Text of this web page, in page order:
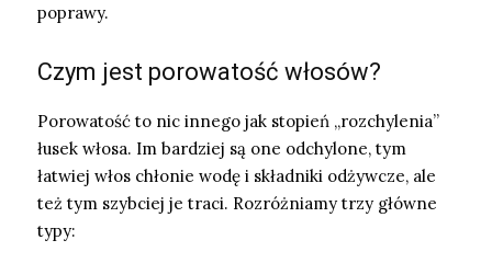
poprawy.
Czym jest porowatość włosów?
Porowatość to nic innego jak stopień „rozchylenia”
łusek włosa. Im bardziej są one odchylone, tym
łatwiej włos chłonie wodę i składniki odżywcze, ale
też tym szybciej je traci. Rozróżniamy trzy główne
typy: